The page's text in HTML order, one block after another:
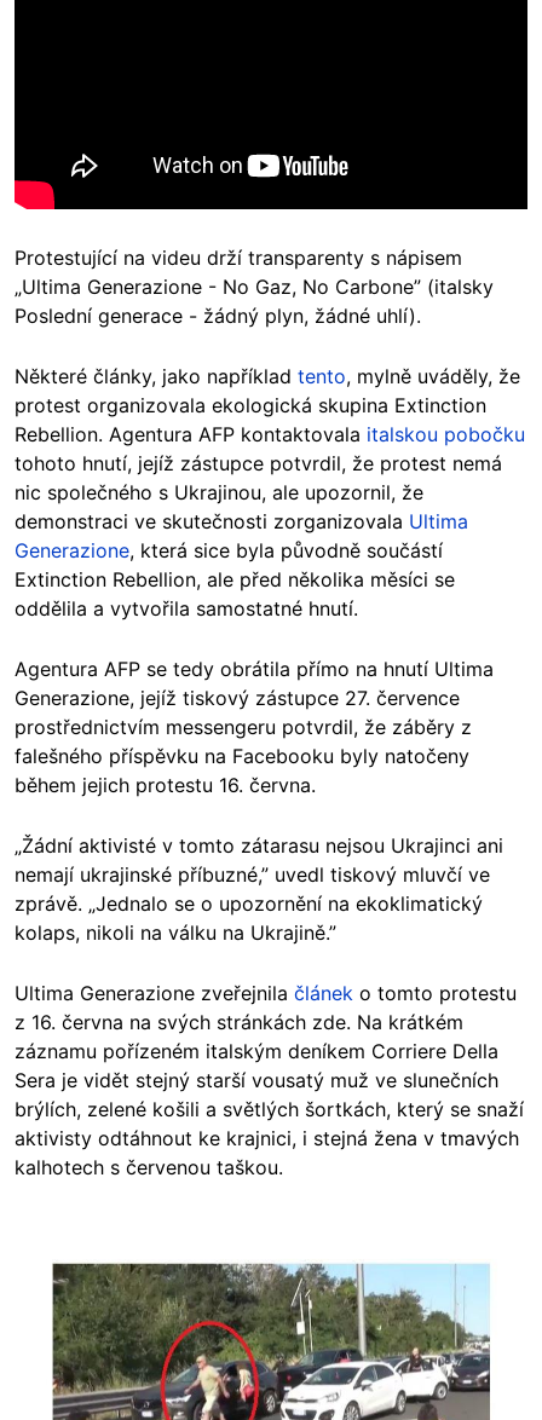
Protestující na videu drží transparenty s nápisem
„Ultima Generazione - No Gaz, No Carbone” (italsky
Poslední generace - žádný plyn, žádné uhlí).
Některé články, jako například tento, mylně uváděly, že
protest organizovala ekologická skupina Extinction
Rebellion. Agentura AFP kontaktovala italskou pobočku
tohoto hnutí, jejíž zástupce potvrdil, že protest nemá
nic společného s Ukrajinou, ale upozornil, že
demonstraci ve skutečnosti zorganizovala Ultima
Generazione, která sice byla původně součástí
Extinction Rebellion, ale před několika měsíci se
oddělila a vytvořila samostatné hnutí.
Agentura AFP se tedy obrátila přímo na hnutí Ultima
Generazione, jejíž tiskový zástupce 27. července
prostřednictvím messengeru potvrdil, že záběry z
falešného příspěvku na Facebooku byly natočeny
během jejich protestu 16. června.
„Žádní aktivisté v tomto zátarasu nejsou Ukrajinci ani
nemají ukrajinské příbuzné,” uvedl tiskový mluvčí ve
zprávě. „Jednalo se o upozornění na ekoklimatický
kolaps, nikoli na válku na Ukrajině.”
Ultima Generazione zveřejnila článek o tomto protestu
z 16. června na svých stránkách zde. Na krátkém
záznamu pořízeném italským deníkem Corriere Della
Sera je vidět stejný starší vousatý muž ve slunečních
brýlích, zelené košili a světlých šortkách, který se snaží
aktivisty odtáhnout ke krajnici, i stejná žena v tmavých
kalhotech s červenou taškou.
Image